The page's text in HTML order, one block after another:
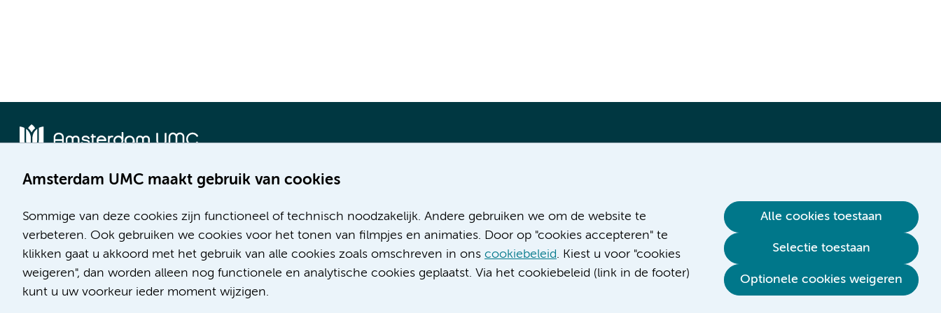
Amsterdam UMC maakt gebruik van cookies
Sommige van deze cookies zijn functioneel of technisch noodzakelijk. Andere gebruiken we om de website te
verbeteren. Ook gebruiken we cookies voor het tonen van filmpjes en animaties. Door op "cookies accepteren" te
klikken gaat u akkoord met het gebruik van alle cookies zoals omschreven in ons cookiebeleid. Kiest u voor "cookies
weigeren", dan worden alleen nog functionele en analytische cookies geplaatst. Via het cookiebeleid (link in de footer)
kunt u uw voorkeur ieder moment wijzigen.
Alle cookies toestaan
Selectie toestaan
Optionele cookies weigeren
Meibergdreef 9
1105 AZ Amsterdam
Telefoon:
(020) 566 9111
Route en parkeren
De Boelelaan 1117
1081 HV Amsterdam
(020) 444 4444
Route en parkeren
Werken bij Amsterdam UMC
Over Amsterdam UMC
Nieuws
Research